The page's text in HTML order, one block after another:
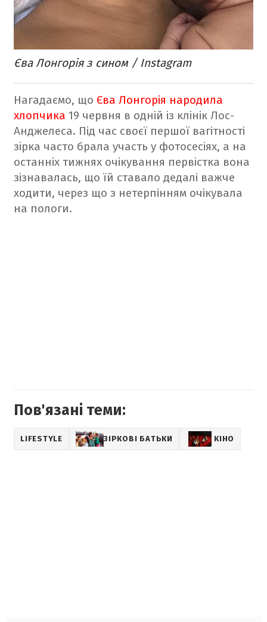
Єва Лонгорія з сином / Instagram
Нагадаємо, що Єва Лонгорія народила
хлопчика 19 червня в одній із клінік Лос-
Анджелеса. Під час своєї першої вагітності
зірка часто брала участь у фотосесіях, а на
останніх тижнях очікування первістка вона
зізнавалась, що їй ставало дедалі важче
ходити, через що з нетерпінням очікувала
на пологи.
Пов'язані теми:
LIFESTYLE ЗІРКОВІ БАТЬКИ КІНО